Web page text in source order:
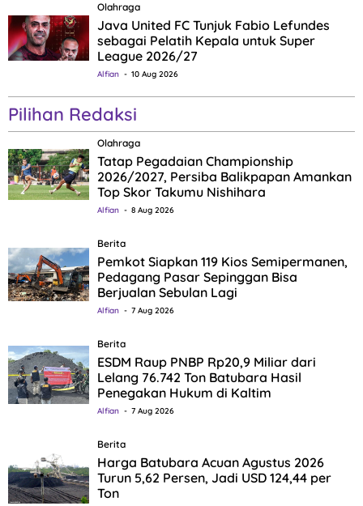
Olahraga
Java United FC Tunjuk Fabio Lefundes
sebagai Pelatih Kepala untuk Super
League 2026/27
Alfian 10 Aug 2026
Pilihan Redaksi
Olahraga
Tatap Pegadaian Championship
2026/2027, Persiba Balikpapan Amankan
Top Skor Takumu Nishihara
Alfian 8 Aug 2026
Berita
Pemkot Siapkan 119 Kios Semipermanen,
Pedagang Pasar Sepinggan Bisa
Berjualan Sebulan Lagi
Alfian 7 Aug 2026
Berita
ESDM Raup PNBP Rp20,9 Miliar dari
Lelang 76.742 Ton Batubara Hasil
Penegakan Hukum di Kaltim
Alfian 7 Aug 2026
Berita
Harga Batubara Acuan Agustus 2026
Turun 5,62 Persen, Jadi USD 124,44 per
Ton